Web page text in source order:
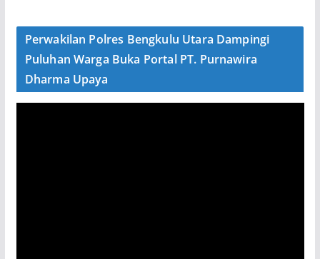
Perwakilan Polres Bengkulu Utara Dampingi
Puluhan Warga Buka Portal PT. Purnawira
Dharma Upaya